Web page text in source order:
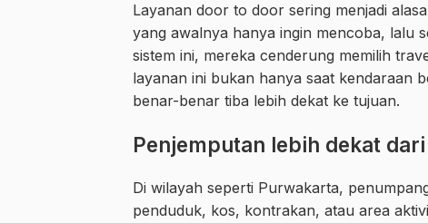
Layanan door to door sering menjadi
yang awalnya hanya ingin mencoba, lalu
sistem ini, mereka cenderung memilih
layanan ini bukan hanya saat kendaraan
benar-benar tiba lebih dekat ke tujuan.
Penjemputan lebih dekat
Di wilayah seperti Purwakarta,
penduduk, kos, kontrakan, atau area